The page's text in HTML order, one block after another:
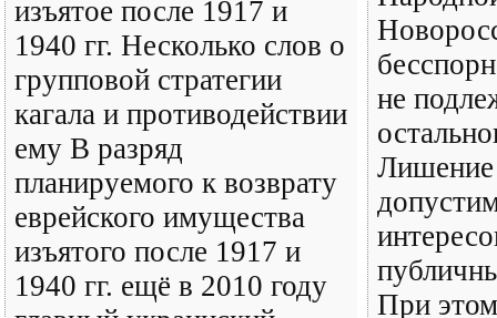
изъятое после 1917 и
1940 гг. Несколько слов о
групповой стратегии
кагала и противодействии
ему В разряд
планируемого к возврату
еврейского имущества
изъятого после 1917 и
1940 гг. ещё в 2010 году
не
При